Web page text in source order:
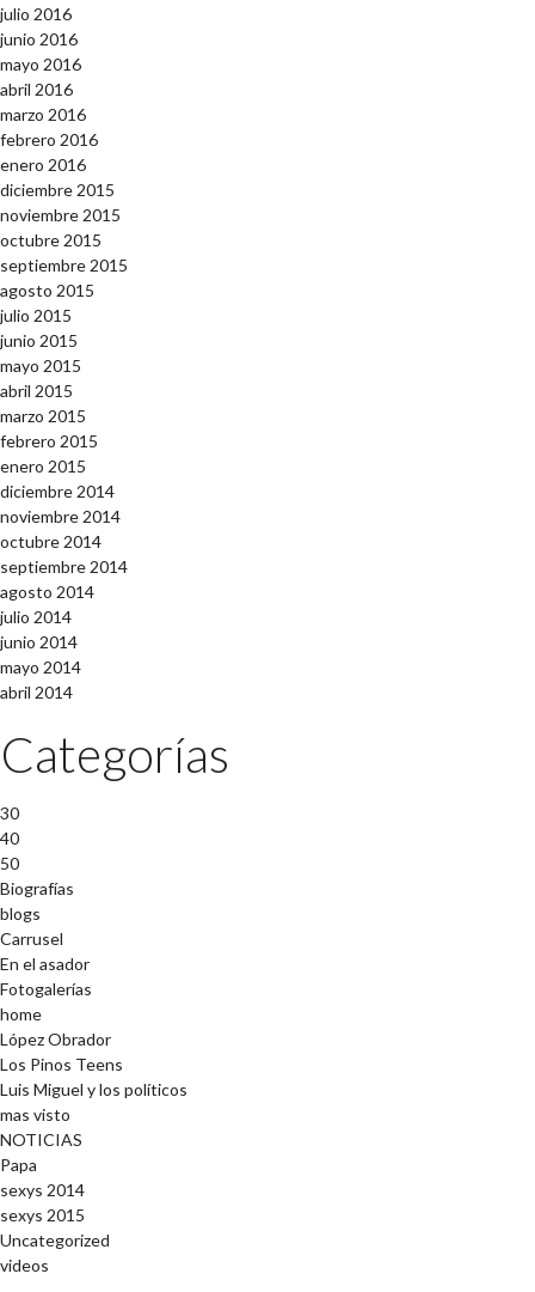
julio 2016
junio 2016
mayo 2016
abril 2016
marzo 2016
febrero 2016
enero 2016
diciembre 2015
noviembre 2015
octubre 2015
septiembre 2015
agosto 2015
julio 2015
junio 2015
mayo 2015
abril 2015
marzo 2015
febrero 2015
enero 2015
diciembre 2014
noviembre 2014
octubre 2014
septiembre 2014
agosto 2014
julio 2014
junio 2014
mayo 2014
abril 2014
Categorías
30
40
50
Biografías
blogs
Carrusel
En el asador
Fotogalerías
home
López Obrador
Los Pinos Teens
Luis Miguel y los políticos
mas visto
NOTICIAS
Papa
sexys 2014
sexys 2015
Uncategorized
videos